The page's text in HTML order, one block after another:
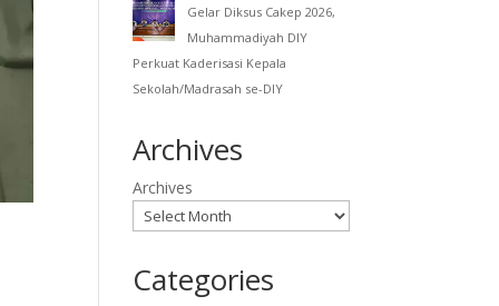
Gelar Diksus Cakep 2026,
Muhammadiyah DIY
Perkuat Kaderisasi Kepala
Sekolah/Madrasah se-DIY
Archives
Archives
Categories